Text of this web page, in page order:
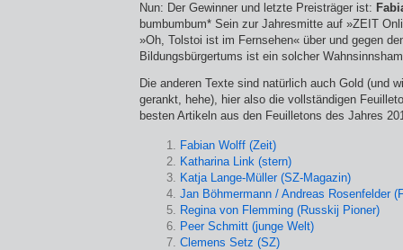
Nun: Der Gewinner und letzte Preisträger ist:
bumbumbum* Sein zur Jahresmitte auf »ZEIT
»Oh, Tolstoi ist im Fernsehen« über und gegen
Bildungsbürgertums ist ein solcher
Die anderen Texte sind natürlich auch Gold (und
gerankt, hehe), hier also die vollständigen
besten Artikeln aus den Feuilletons des Jahres
1. Fabian Wolff (Zeit)
2. Katharina Link (stern)
3. Katja Lange-Müller (SZ-Magazin)
4. Jan Böhmermann / Andreas Rosenfelder
5. Regina von Flemming (Russkij Pioner)
6. Peer Schmitt (junge Welt)
7. Clemens Setz (SZ)